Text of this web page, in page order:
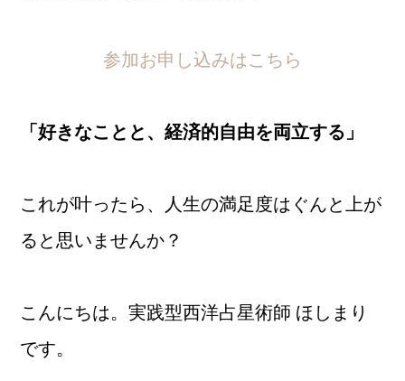
参加お申し込みはこちら
「好きなことと、経済的自由を両立する」
これが叶ったら、人生の満足度はぐんと上が
ると思いませんか？
こんにちは。実践型西洋占星術師 ほしまり
です。